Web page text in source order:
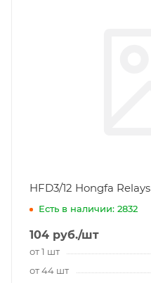
HFD3/12 Hongfa Relays
Есть в наличии: 2832
104 руб./шт
от 1 шт
от 44 шт